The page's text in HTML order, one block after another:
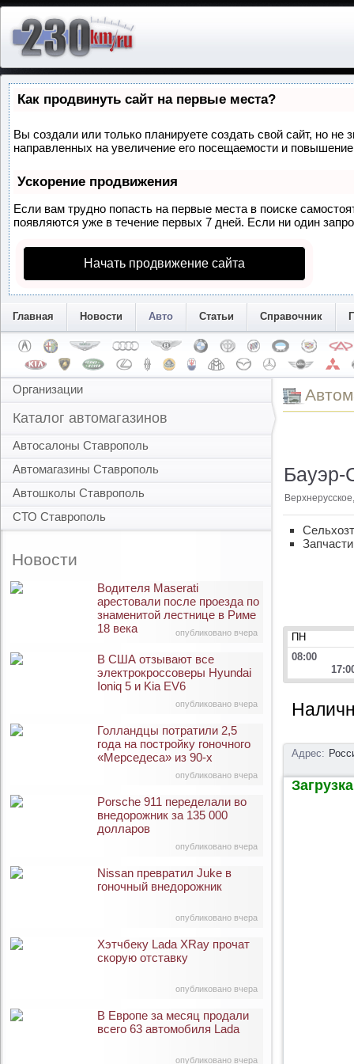
Как продвинуть сайт на первые места?
Вы создали или только планируете создать свой сайт, но
направленных на увеличение его посещаемости и
Ускорение продвижения
Если вам трудно попасть на первые места в поиске
появляются уже в течение первых 7 дней. Если ни один
Начать продвижение сайта
Главная Новости Авто Статьи Справочник
Организации
Каталог автомагазинов
Автосалоны Ставрополь
Автомагазины Ставрополь
Автошколы Ставрополь
СТО Ставрополь
Новости
опубликовано вчера
Водителя Maserati
арестовали после проезда по
знаменитой лестнице в Риме
18 века
опубликовано вчера
В США отзывают все
электрокроссоверы Hyundai
Ioniq 5 и Kia EV6
опубликовано вчера
Голландцы потратили 2,5
года на постройку гоночного
«Мерседеса» из 90-х
опубликовано вчера
Porsche 911 переделали во
внедорожник за 135 000
долларов
опубликовано вчера
Nissan превратил Juke в
гоночный внедорожник
опубликовано вчера
Хэтчбеку Lada XRay прочат
скорую отставку
опубликовано вчера
В Европе за месяц продали
всего 63 автомобиля Lada
Бауэр-
ПН
08:00
Адрес: